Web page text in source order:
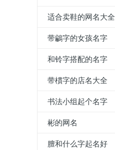
适合卖鞋的网名大全
带鶣字的女孩名字
和铃字搭配的名字
带樌字的店名大全
书法小组起个名字
彬的网名
膻和什么字起名好